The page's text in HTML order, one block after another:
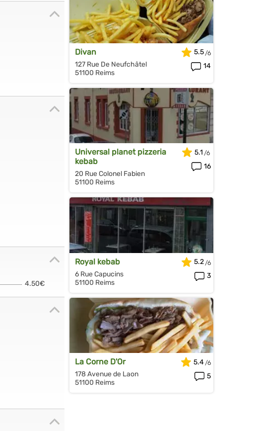
4.50€
Divan
127 Rue De Neufchâtel
51100 Reims
5.5
14
Universal planet pizzeria
kebab
20 Rue Colonel Fabien
51100 Reims
5.1
16
Royal kebab
6 Rue Capucins
51100 Reims
5.2
3
La Corne D'Or
178 Avenue de Laon
51100 Reims
5.4
5